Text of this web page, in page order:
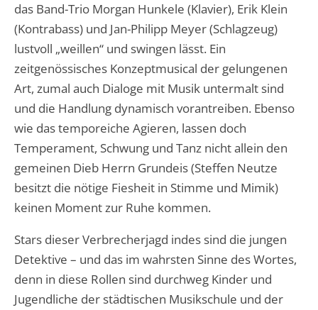
das Band-Trio Morgan Hunkele (Klavier), Erik Klein
(Kontrabass) und Jan-Philipp Meyer (Schlagzeug)
lustvoll „weillen“ und swingen lässt. Ein
zeitgenössisches Konzeptmusical der gelungenen
Art, zumal auch Dialoge mit Musik untermalt sind
und die Handlung dynamisch vorantreiben. Ebenso
wie das temporeiche Agieren, lassen doch
Temperament, Schwung und Tanz nicht allein den
gemeinen Dieb Herrn Grundeis (Steffen Neutze
besitzt die nötige Fiesheit in Stimme und Mimik)
keinen Moment zur Ruhe kommen.
Stars dieser Verbrecherjagd indes sind die jungen
Detektive – und das im wahrsten Sinne des Wortes,
denn in diese Rollen sind durchweg Kinder und
Jugendliche der städtischen Musikschule und der